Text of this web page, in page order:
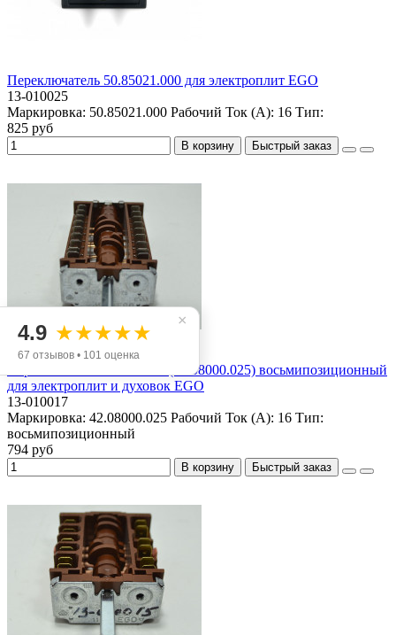
Переключатель 50.85021.000 для электроплит EGO
13-010025
Маркировка: 50.85021.000 Рабочий Ток (А): 16 Тип:
825 руб
В корзину Быстрый заказ
Переключатель ПМ 08000 (42.08000.025) восьмипозиционный
для электроплит и духовок EGO
13-010017
Маркировка: 42.08000.025 Рабочий Ток (А): 16 Тип:
восьмипозиционный
794 руб
В корзину Быстрый заказ
×
4.9 ★★★★★
67 отзывов • 101 оценка